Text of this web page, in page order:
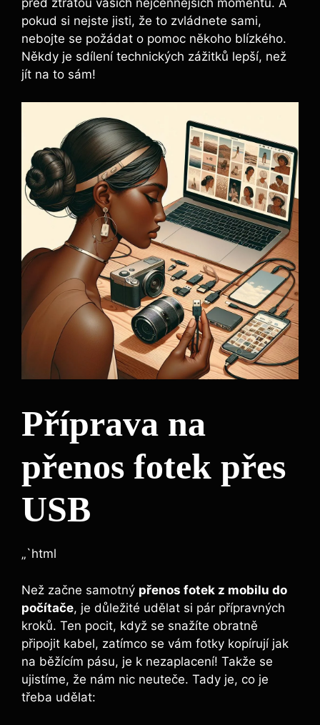
před ztrátou vašich nejcennějších momentů. A
pokud si nejste jisti, že to zvládnete sami,
nebojte se požádat o pomoc někoho blízkého.
Někdy je sdílení technických zážitků lepší, než
jít na to sám!
Příprava na
přenos fotek přes
USB
„`html
Než začne samotný přenos fotek z mobilu do
počítače, je důležité udělat si pár přípravných
kroků. Ten pocit, když se snažíte obratně
připojit kabel, zatímco se vám fotky kopírují jak
na běžícím pásu, je k nezaplacení! Takže se
ujistíme, že nám nic neuteče. Tady je, co je
třeba udělat: